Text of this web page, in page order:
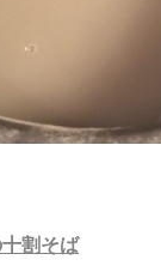
割そば